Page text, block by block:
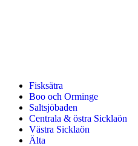
Fisksätra
Boo och Orminge
Saltsjöbaden
Centrala & östra Sicklaön
Västra Sicklaön
Älta